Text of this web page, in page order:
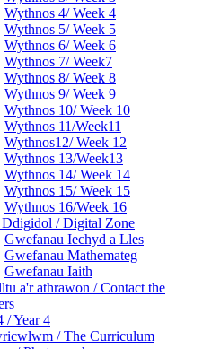
Wythnos 4/ Week 4
Wythnos 5/ Week 5
Wythnos 6/ Week 6
Wythnos 7/ Week7
Wythnos 8/ Week 8
Wythnos 9/ Week 9
Wythnos 10/ Week 10
Wythnos 11/Week11
Wythnos12/ Week 12
Wythnos 13/Week13
Wythnos 14/ Week 14
Wythnos 15/ Week 15
Wythnos 16/Week 16
Ddigidol / Digital Zone
Gwefanau Iechyd a Lles
Gwefanau Mathemateg
Gwefanau Iaith
a'r athrawon / Contact the
/ Year 4
/ The Curriculum